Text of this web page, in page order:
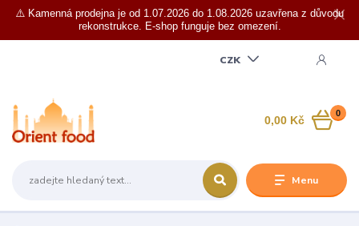
⚠️ Kamenná prodejna je od 1.07.2026 do 1.08.2026 uzavřena z důvodu
rekonstrukce. E-shop funguje bez omezení.
Menu
CZK
0
0,00 Kč